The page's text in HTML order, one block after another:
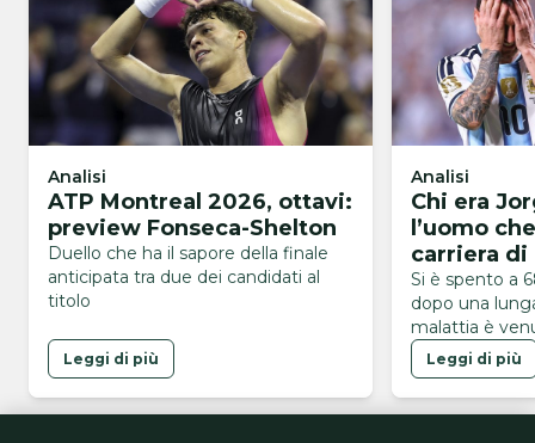
Analisi
ATP Montreal 2026, ottavi:
preview Fonseca-Shelton
Duello che ha il sapore della finale
anticipata tra due dei candidati al
titolo
Leggi di più
Analisi
Chi era
l’uomo
carriera di
Si è spento a
dopo una
malattia è
serata di ieri
Leggi di più